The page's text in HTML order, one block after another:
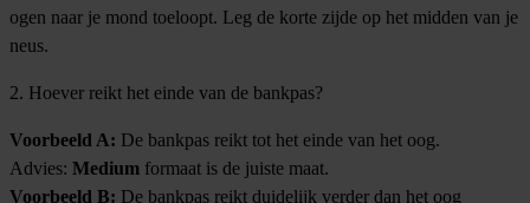
ogen naar je mond toeloopt. Leg de korte zijde op het midden van je
neus.
2. Hoever reikt het einde van de bankpas?
Voorbeeld A: De bankpas reikt tot het einde van het oog.
Advies: Medium formaat is de juiste maat.
Voorbeeld B: De bankpas reikt duidelijk verder dan het oog